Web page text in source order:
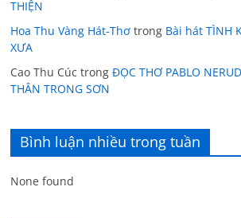
THIỆN
Hoa Thu Vàng Hát-Thơ trong Bài hát TÌNH
XƯA
Cao Thu Cúc trongĐỌC THƠ PABLO
THÂN TRONG SƠN
Bình luận nhiều trong tuần
None found